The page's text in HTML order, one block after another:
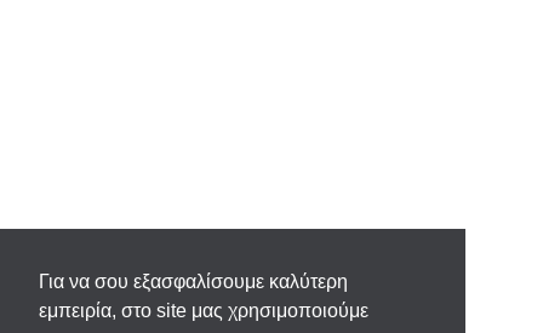
Για να σου εξασφαλίσουμε καλύτερη
εμπειρία, στο site μας χρησιμοποιούμε